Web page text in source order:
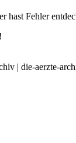
hast Fehler
| die-aerzte-